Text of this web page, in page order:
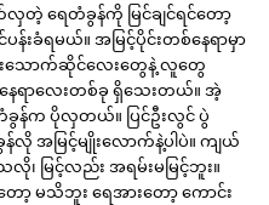
ရေတံခွန်ကို မြင်ချင်ရင်တော့
န်းခံရမယ်။ အမြင့်ပိုင်းတစ်နေရာမှာ
သောက်ဆိုင်လေးတွေနဲ့ လူတွေ
နေရာလေးတစ်ခု ရှိသေးတယ်။ အဲ့
ခွန်က ပိုလှတယ်။ ပြင်ဦးလွင် ပွဲ
အမြင့်မျိုးလောက်နဲ့ပါပဲ။ ကျယ်
မြင့်လည်း အရမ်းမမြင့်ဘူး။
ော့ မသိဘူး ရေအားတော့ ကောင်း